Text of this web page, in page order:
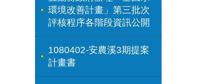
環境改善計畫」第三批次
評核程序各階段資訊公開
1080402-安農溪3期提案
計畫書